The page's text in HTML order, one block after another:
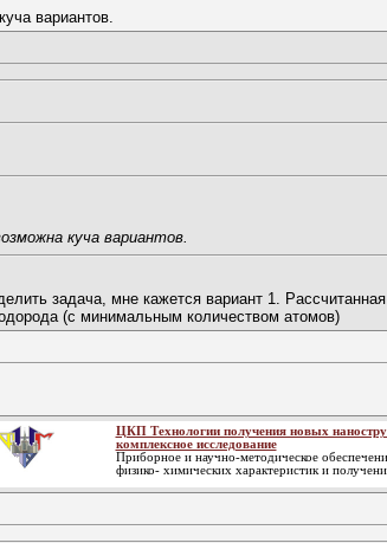
вариантов.
куча вариантов.
задача, мне кажется вариант 1.
(с минимальным количеством атомов)
ЦКП Технологии получения новых
комплексное исследование
Приборное и научно-методическое
физико- химических характеристик и